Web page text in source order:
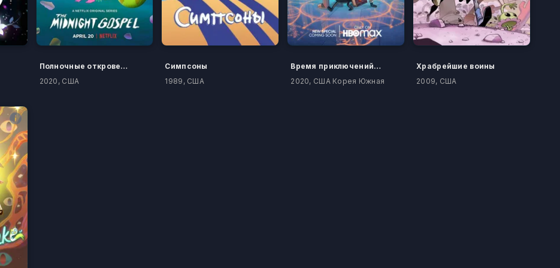
Полночные откровения
2020, США
Симпсоны
1989, США
Время приключений: Далёкие земли
2020, США Корея Южная
Храбрейшие воины
2009, США